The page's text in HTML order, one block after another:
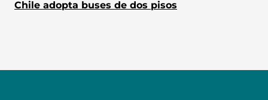
Chile adopta buses de dos pisos